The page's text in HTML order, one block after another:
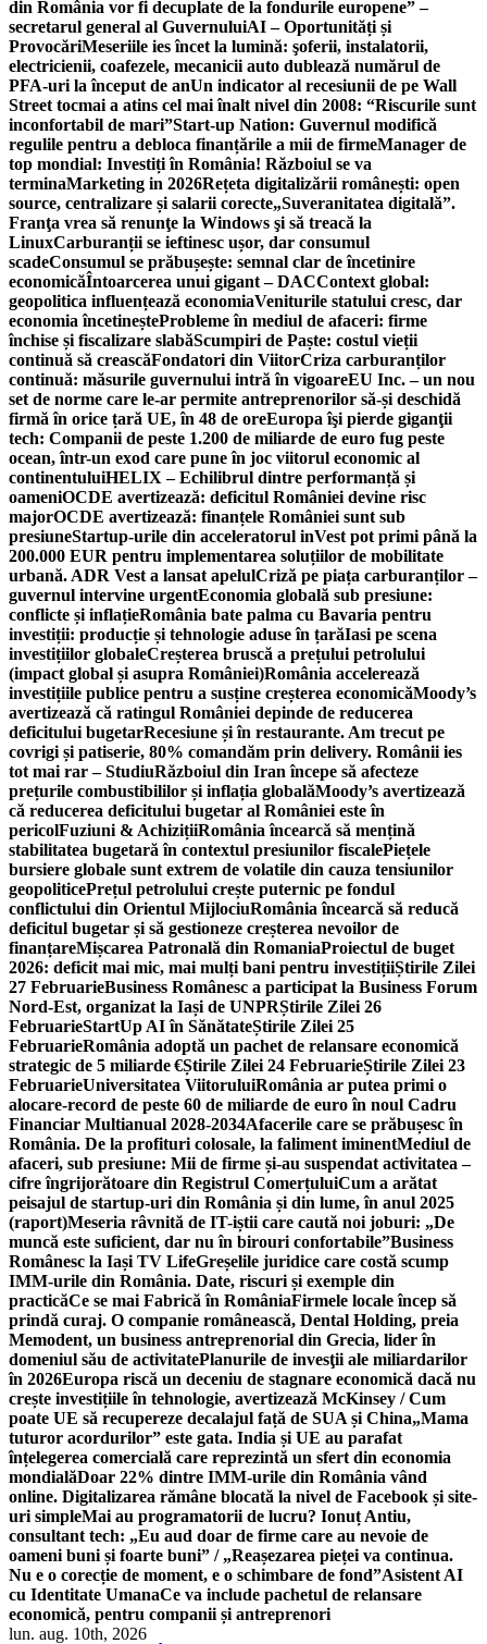
din România vor fi decuplate de la fondurile europene” –
secretarul general al GuvernuluiAI – Oportunități și
ProvocăriMeseriile ies încet la lumină: şoferii, instalatorii,
electricienii, coafezele, mecanicii auto dublează numărul de
PFA-uri la început de anUn indicator al recesiunii de pe Wall
Street tocmai a atins cel mai înalt nivel din 2008: “Riscurile sunt
inconfortabil de mari”Start-up Nation: Guvernul modifică
regulile pentru a debloca finanțările a mii de firmeManager de
top mondial: Investiți în România! Războiul se va
terminaMarketing in 2026Rețeta digitalizării românești: open
source, centralizare și salarii corecte„Suveranitatea digitală”.
Franţa vrea să renunţe la Windows şi să treacă la
LinuxCarburanții se ieftinesc ușor, dar consumul
scadeConsumul se prăbușește: semnal clar de încetinire
economicăÎntoarcerea unui gigant – DACContext global:
geopolitica influențează economiaVeniturile statului cresc, dar
economia încetineșteProbleme în mediul de afaceri: firme
închise și fiscalizare slabăScumpiri de Paște: costul vieții
continuă să creascăFondatori din ViitorCriza carburanților
continuă: măsurile guvernului intră în vigoareEU Inc. – un nou
set de norme care le-ar permite antreprenorilor să-și deschidă
firmă în orice țară UE, în 48 de oreEuropa îşi pierde giganţii
tech: Companii de peste 1.200 de miliarde de euro fug peste
ocean, într-un exod care pune în joc viitorul economic al
continentuluiHELIX – Echilibrul dintre performanță și
oameniOCDE avertizează: deficitul României devine risc
majorOCDE avertizează: finanțele României sunt sub
presiuneStartup-urile din acceleratorul inVest pot primi până la
200.000 EUR pentru implementarea soluțiilor de mobilitate
urbană. ADR Vest a lansat apelulCriză pe piața carburanților –
guvernul intervine urgentEconomia globală sub presiune:
conflicte și inflațieRomânia bate palma cu Bavaria pentru
investiții: producție și tehnologie aduse în țarăIasi pe scena
investițiilor globaleCreșterea bruscă a prețului petrolului
(impact global și asupra României)România accelerează
investițiile publice pentru a susține creșterea economicăMoody’s
avertizează că ratingul României depinde de reducerea
deficitului bugetarRecesiune și în restaurante. Am trecut pe
covrigi și patiserie, 80% comandăm prin delivery. Românii ies
tot mai rar – StudiuRăzboiul din Iran începe să afecteze
prețurile combustibililor și inflația globalăMoody’s avertizează
că reducerea deficitului bugetar al României este în
pericolFuziuni & AchizițiiRomânia încearcă să mențină
stabilitatea bugetară în contextul presiunilor fiscalePiețele
bursiere globale sunt extrem de volatile din cauza tensiunilor
geopoliticePrețul petrolului crește puternic pe fondul
conflictului din Orientul MijlociuRomânia încearcă să reducă
deficitul bugetar și să gestioneze creșterea nevoilor de
finanțareMișcarea Patronală din RomaniaProiectul de buget
2026: deficit mai mic, mai mulți bani pentru investițiiȘtirile Zilei
27 FebruarieBusiness Românesc a participat la Business Forum
Nord-Est, organizat la Iași de UNPRȘtirile Zilei 26
FebruarieStartUp AI în SănătateȘtirile Zilei 25
FebruarieRomânia adoptă un pachet de relansare economică
strategic de 5 miliarde €Știrile Zilei 24 FebruarieȘtirile Zilei 23
FebruarieUniversitatea ViitoruluiRomânia ar putea primi o
alocare-record de peste 60 de miliarde de euro în noul Cadru
Financiar Multianual 2028-2034Afacerile care se prăbușesc în
România. De la profituri colosale, la faliment iminentMediul de
afaceri, sub presiune: Mii de firme și-au suspendat activitatea –
cifre îngrijorătoare din Registrul ComerțuluiCum a arătat
peisajul de startup-uri din România și din lume, în anul 2025
(raport)Meseria râvnită de IT-iștii care caută noi joburi: „De
muncă este suficient, dar nu în birouri confortabile”Business
Românesc la Iași TV LifeGreșelile juridice care costă scump
IMM-urile din România. Date, riscuri și exemple din
practicăCe se mai Fabrică în RomâniaFirmele locale încep să
prindă curaj. O companie românească, Dental Holding, preia
Memodent, un business antreprenorial din Grecia, lider în
domeniul său de activitatePlanurile de invesţii ale miliardarilor
în 2026Europa riscă un deceniu de stagnare economică dacă nu
crește investițiile în tehnologie, avertizează McKinsey / Cum
poate UE să recupereze decalajul față de SUA și China„Mama
tuturor acordurilor” este gata. India și UE au parafat
înțelegerea comercială care reprezintă un sfert din economia
mondialăDoar 22% dintre IMM-urile din România vând
online. Digitalizarea rămâne blocată la nivel de Facebook și site-
uri simpleMai au programatorii de lucru? Ionuț Antiu,
consultant tech: „Eu aud doar de firme care au nevoie de
oameni buni și foarte buni” / „Reașezarea pieței va continua.
Nu e o corecție de moment, e o schimbare de fond”Asistent AI
cu Identitate UmanaCe va include pachetul de relansare
economică, pentru companii și antreprenori
lun. aug. 10th, 2026